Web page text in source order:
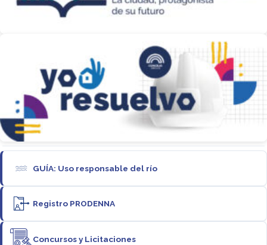
GUÍA: Uso responsable del río
Registro PRODENNA
Concursos y Licitaciones